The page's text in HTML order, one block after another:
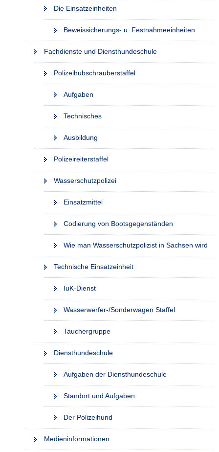
Die Einsatzeinheiten
Beweissicherungs- u. Festnahmeeinheiten
Fachdienste und Diensthundeschule
Polizeihubschrauberstaffel
Aufgaben
Technisches
Ausbildung
Polizeireiterstaffel
Wasserschutzpolizei
Einsatzmittel
Codierung von Bootsgegenständen
Wie man Wasserschutzpolizist in Sachsen wird
Technische Einsatzeinheit
IuK-Dienst
Wasserwerfer-/Sonderwagen Staffel
Tauchergruppe
Diensthundeschule
Aufgaben der Diensthundeschule
Standort und Aufgaben
Der Polizeihund
Medieninformationen